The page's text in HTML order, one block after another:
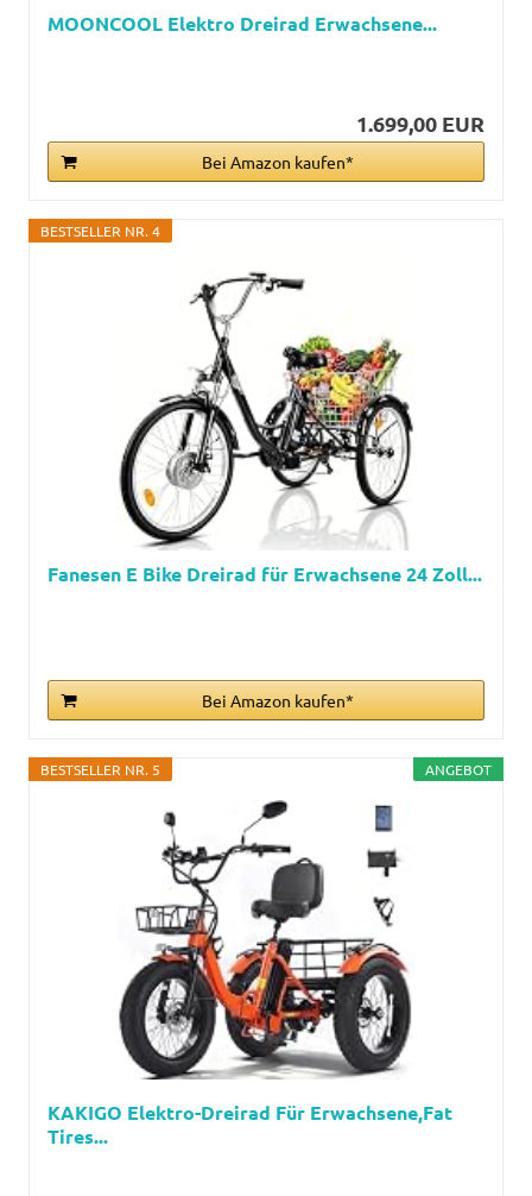
MOONCOOL Elektro Dreirad Erwachsene...
1.699,00 EUR
Bei Amazon kaufen*
BESTSELLER NR. 4
Fanesen E Bike Dreirad für Erwachsene 24 Zoll...
Bei Amazon kaufen*
ANGEBOT
BESTSELLER NR. 5
KAKIGO Elektro-Dreirad Für Erwachsene,Fat
Tires...